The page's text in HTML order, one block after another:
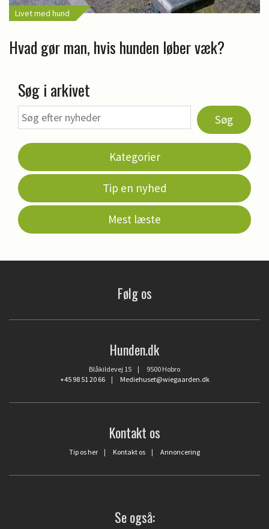
Livet med hund
Hvad gør man, hvis hunden løber væk?
Søg i arkivet
Søg
Kategorier
Tip en nyhed
Mest læste
Følg os
Hunden.dk
Blåkildevej 15 | 9500 Hobro
+45 98 51 20 66| Mediehuset@wiegaarden.dk
Kontakt os
Tip os her | Kontakt os | Annoncering
Se også: